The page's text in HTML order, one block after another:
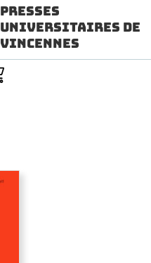
Presses
Universitaires de
Vincennes